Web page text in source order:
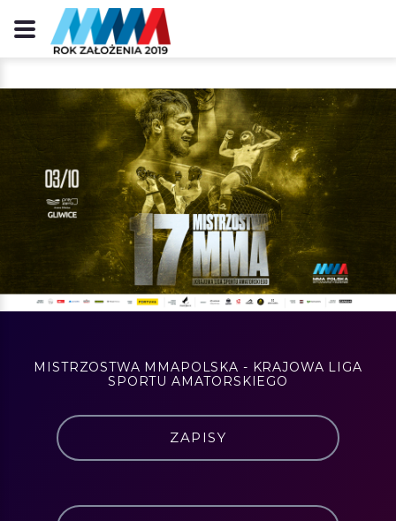
MISTRZOSTWA MMAPOLSKA - KRAJOWA LIGA
SPORTU AMATORSKIEGO
ZAPISY